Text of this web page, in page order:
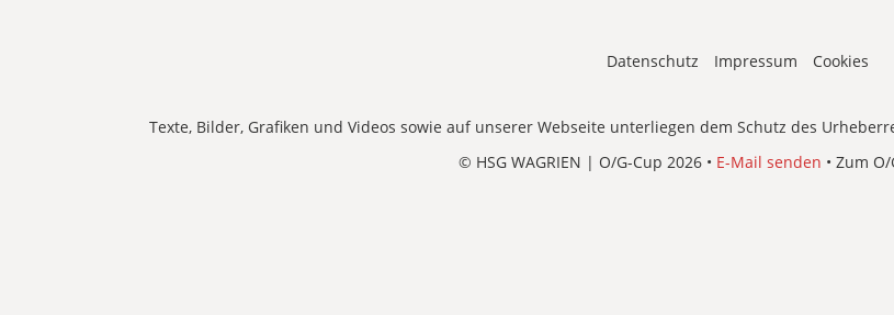
Datenschutz Impressum Cookies
Texte, Bilder, Grafiken und Videos sowie auf unserer Webseite unterliegen dem Schutz des
© HSG WAGRIEN | O/G-Cup 2026 • E-Mail senden • Zum